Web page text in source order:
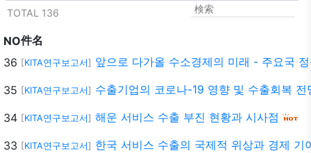
TOTAL 136
NO件名
36 [KITA연구보고서] 앞으로 다가올 수소경제의 미래 - 주요국
35 [KITA연구보고서] 수출기업의 코로나-19 영향 및 수출회복 전
34 [KITA연구보고서] 해운 서비스 수출 부진 현황과 시사점
33 [KITA연구보고서] 한국 서비스 수출의 국제적 위상과 경제 기